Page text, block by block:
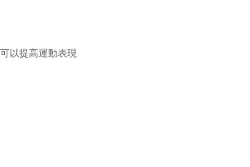
以提高運動表現